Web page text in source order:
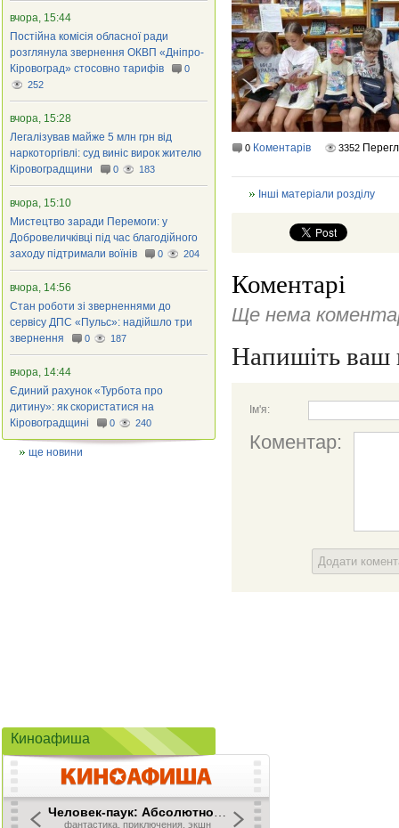
0 Коментарів 3352
Інші матеріали розділу
Коментарі
Ще нема
Напишіть ваш
Ім'я:
Коментар:
Додати
вчора, 15:44
Постійна комісія обласної ради
розглянула звернення ОКВП «Дніпро-
Кіровоград» стосовно тарифів
0
252
вчора, 15:28
Легалізував майже 5 млн грн від
наркоторгівлі: суд виніс вирок жителю
Кіровоградщини
0 183
вчора, 15:10
Мистецтво заради Перемоги: у
Добровеличківці під час благодійного
заходу підтримали воїнів
0 204
вчора, 14:56
Стан роботи зі зверненнями до
сервісу ДПС «Пульс»: надійшло три
звернення
0 187
вчора, 14:44
Єдиний рахунок «Турбота про
дитину»: як скористатися на
Кіровоградщині
0 240
ще новини
Киноафиша